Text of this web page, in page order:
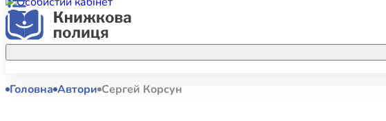
Акційні пропозиції
КНИГИ
Головна Автори Сергей Корсун